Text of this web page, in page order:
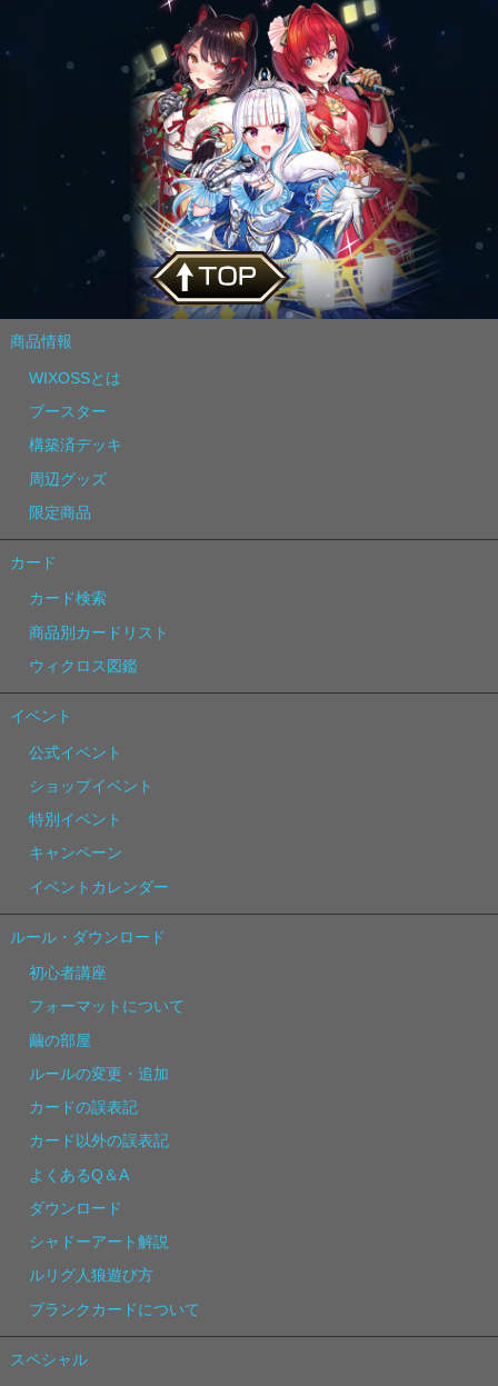
商品情報
WIXOSSとは
ブースター
構築済デッキ
周辺グッズ
限定商品
カード
カード検索
商品別カードリスト
ウィクロス図鑑
イベント
公式イベント
ショップイベント
特別イベント
キャンペーン
イベントカレンダー
ルール・ダウンロード
初心者講座
フォーマットについて
繭の部屋
ルールの変更・追加
カードの誤表記
カード以外の誤表記
よくあるQ＆A
ダウンロード
シャドーアート解説
ルリグ人狼遊び方
ブランクカードについて
スペシャル